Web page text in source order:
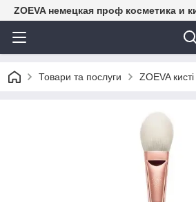
ZOEVA немецкая проф косметика и
Товари та послуги ZOEVA